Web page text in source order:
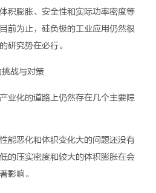
积膨胀、安全性和实际功率密度等
前为止，硅负极的工业应用仍然很
研究势在必行。
战与对策
业化的道路上仍然存在几个主要障
能恶化和体积变化大的问题还没有
的压实密度和较大的体积膨胀在会
影响。